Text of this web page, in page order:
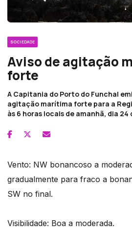
SOCIEDADE
Aviso de agitação
forte
A Capitania do Porto do Funchal
agitação marítima forte para a
às 6 horas locais de amanhã, dia 24
Vento: NW bonancoso a
gradualmente para fraco a
SW no final.
Visibilidade: Boa a moderada.